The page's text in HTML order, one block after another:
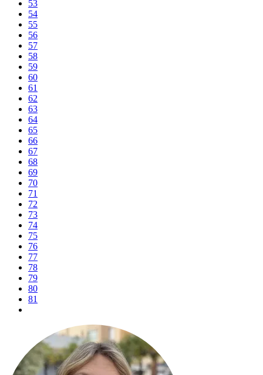
53
54
55
56
57
58
59
60
61
62
63
64
65
66
67
68
69
70
71
72
73
74
75
76
77
78
79
80
81